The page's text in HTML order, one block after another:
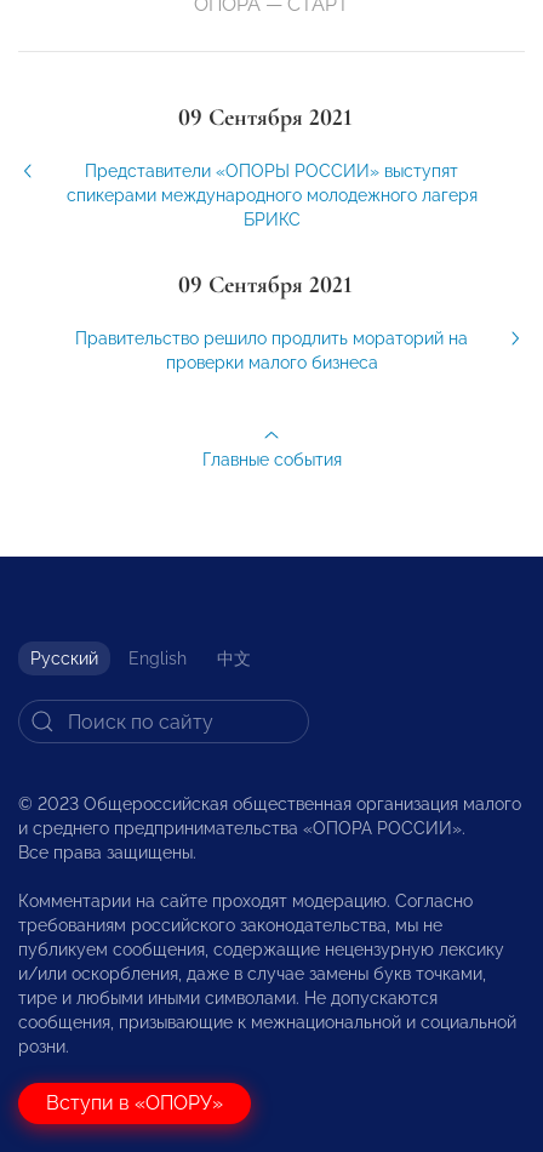
09 Сентября 2021
Представители «ОПОРЫ РОССИИ» выступят
спикерами международного молодежного лагеря
БРИКС
09 Сентября 2021
Правительство решило продлить мораторий на
проверки малого бизнеса
Главные события
Русский English 中文
© 2023 Общероссийская общественная организация малого
и среднего предпринимательства «ОПОРА РОССИИ».
Все права защищены.
Комментарии на сайте проходят модерацию. Согласно
требованиям российского законодательства, мы не
публикуем сообщения, содержащие нецензурную лексику
и/или оскорбления, даже в случае замены букв точками,
тире и любыми иными символами. Не допускаются
сообщения, призывающие к межнациональной и социальной
розни.
Вступи в «ОПОРУ»